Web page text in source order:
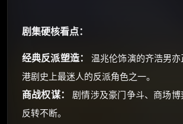
剧集硬核看点：
经典反派塑造：
温兆伦饰演的齐浩男
港剧史上最迷人的反派角色之一。
商战权谋：
剧情涉及豪门争斗、商场博
反转不断。